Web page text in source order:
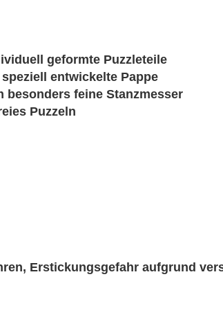
geformte Puzzleteile
entwickelte Pappe
besonders feine Stanzmesser
Puzzeln
Erstickungsgefahr aufgrund